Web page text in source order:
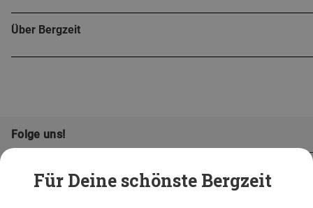
Für Deine schönste Bergzeit
Über Bergzeit
Folge uns!